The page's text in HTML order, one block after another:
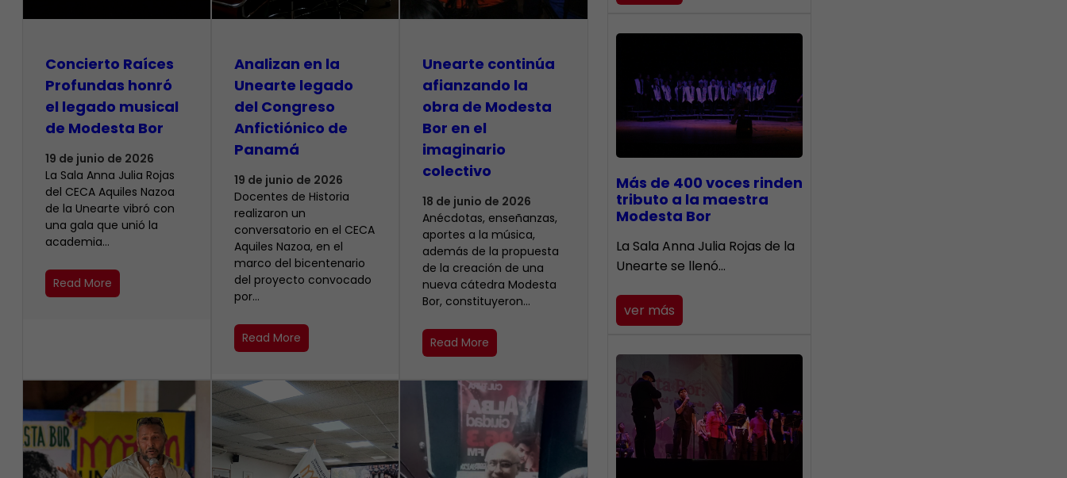
​Concierto Raíces
Profundas honró
el legado musical
de Modesta Bor
19 de junio de 2026
La Sala Anna Julia Rojas
del CECA Aquiles Nazoa
de la Unearte vibró con
una gala que unió la
academia…
Read More
Analizan en la
Unearte legado
del Congreso
Anfictiónico de
Panamá
19 de junio de 2026
Docentes de Historia
realizaron un
conversatorio en el CECA
Aquiles Nazoa, en el
marco del bicentenario
del proyecto convocado
por…
Read More
Unearte continúa
afianzando la
obra de Modesta
Bor en el
imaginario
colectivo
18 de junio de 2026
Anécdotas, enseñanzas,
aportes a la música,
además de la propuesta
de la creación de una
nueva cátedra Modesta
Bor, constituyeron…
Read More
Más de 400 voces rinden
tributo a la maestra
Modesta Bor
​La Sala Anna Julia Rojas de la
Unearte se llenó…
ver más